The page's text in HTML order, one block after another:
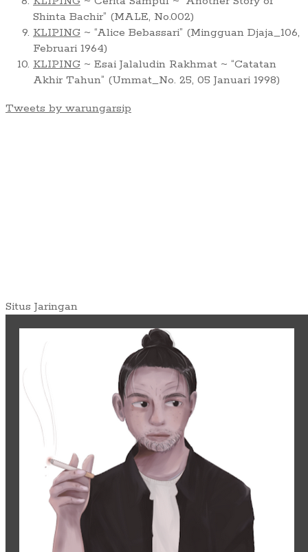
Shinta Bachir” (MALE, No.002)
KLIPING ~ “Alice Bebassari” (Mingguan Djaja_106,
Februari 1964)
KLIPING ~ Esai Jalaludin Rakhmat ~ “Catatan
Akhir Tahun” (Ummat_No. 25, 05 Januari 1998)
Tweets by warungarsip
Situs Jaringan